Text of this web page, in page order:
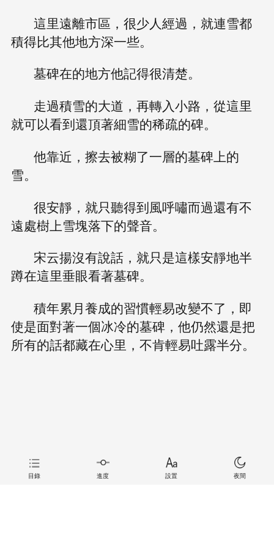
這里遠離市區，很少人經過，就連雪都
積得比其他地方深一些。
墓碑在的地方他記得很清楚。
走過積雪的大道，再轉入小路，從這里
就可以看到還頂著細雪的稀疏的碑。
他靠近，擦去被糊了一層的墓碑上的
雪。
很安靜，就只聽得到風呼嘯而過還有不
遠處樹上雪塊落下的聲音。
宋云揚沒有說話，就只是這樣安靜地半
蹲在這里垂眼看著墓碑。
積年累月養成的習慣輕易改變不了，即
使是面對著一個冰冷的墓碑，他仍然還是把
所有的話都藏在心里，不肯輕易吐露半分。
目錄 進度 設置 夜間